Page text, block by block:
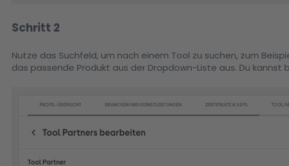
Schritt 2
Nutze das Suchfeld, um nach einem Tool zu suchen, zum
das passende Produkt aus der Dropdown-Liste aus. Du kannst